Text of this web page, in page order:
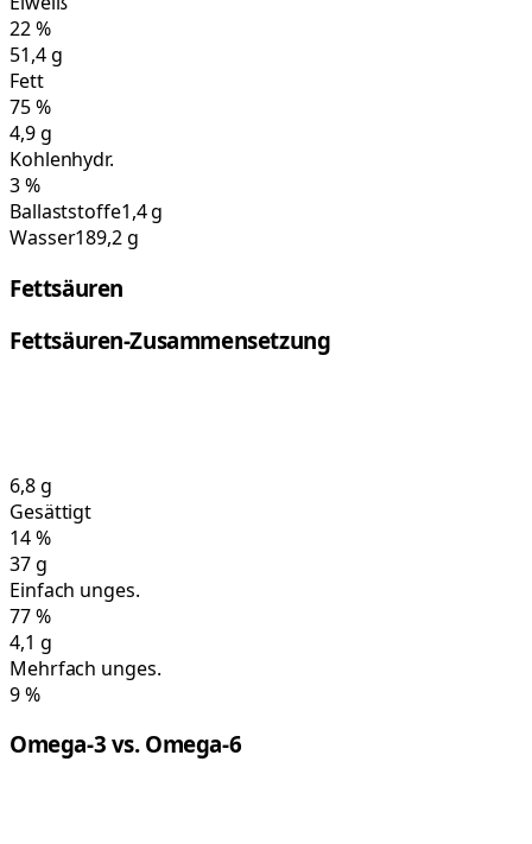
22%
51,4g
Fett
75%
4,9g
Kohlenhydr.
3%
Ballaststoffe1,4 g
Wasser189,2 g
Fettsäuren
Fettsäuren-Zusammensetzung
6,8g
Gesättigt
14%
37g
Einfach unges.
77%
4,1 g
Mehrfach unges.
9%
Omega-3 vs. Omega-6